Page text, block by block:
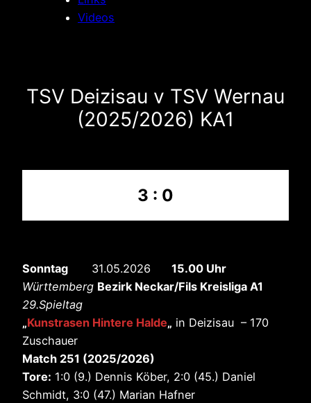
Videos
TSV Deizisau v TSV Wernau
(2025/2026) KA1
3 : 0
Sonntag 31.05.2026 15.00 Uhr
Württemberg Bezirk Neckar/Fils Kreisliga A1
29.Spieltag
„Kunstrasen Hintere Halde„ in Deizisau – 170
Zuschauer
Match 251 (2025/2026)
Tore: 1:0 (9.) Dennis Köber, 2:0 (45.) Daniel
Schmidt, 3:0 (47.) Marian Hafner